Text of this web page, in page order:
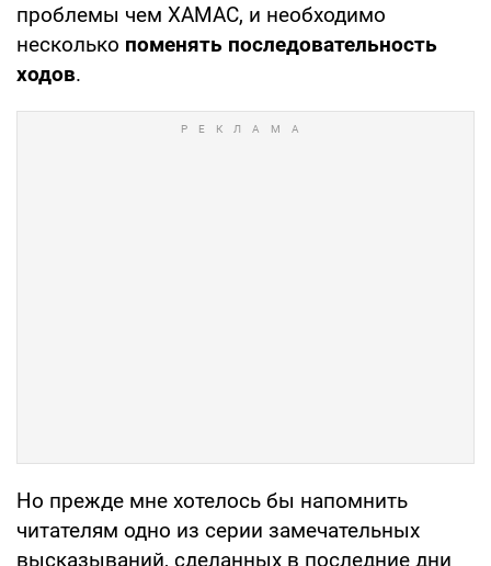
проблемы чем ХАМАС, и необходимо
несколько поменять последовательность
ходов.
Но прежде мне хотелось бы напомнить
читателям одно из серии замечательных
высказываний, сделанных в последние дни